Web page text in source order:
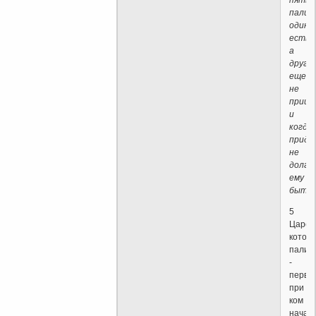
пали,
один
есть,
а
еще
не
и
когда
не
долго
ему
быть."
5
Царей
пали
-
при
ком